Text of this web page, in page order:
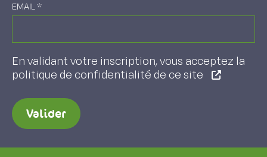
EMAIL*
En validant votre inscription, vous acceptez la
politique de confidentialité de ce site
Valider